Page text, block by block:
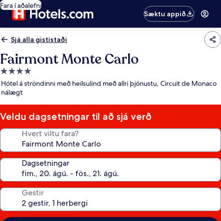
Fara í aðalefni
Sæktu appið
Sjá alla gististaði
Fairmont Monte Carlo
4.0
stjörnu
gististaður
Hótel á ströndinni með heilsulind með allri þjónustu, Circuit de Monaco
nálægt
Veldu dagsetningar til að sjá verð
Hvert viltu fara?
Dagsetningar
Gestir